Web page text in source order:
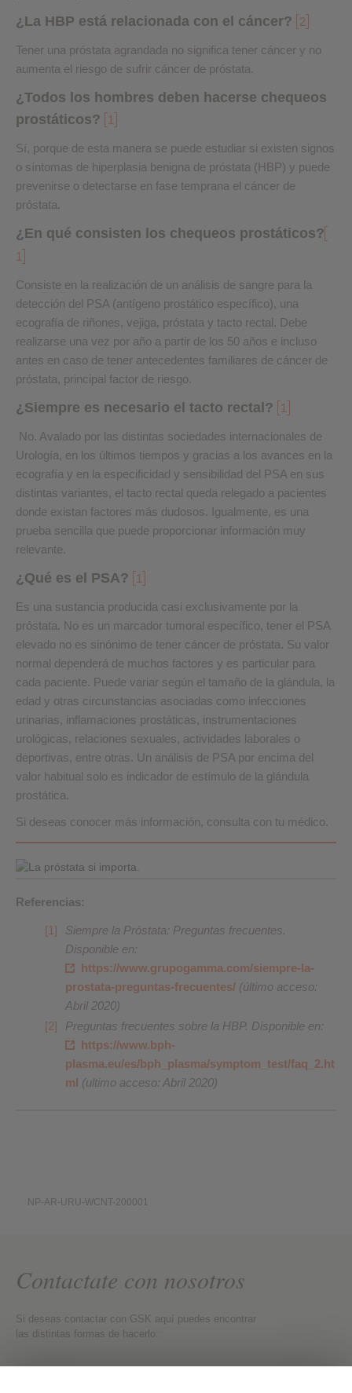
¿La HBP está relacionada con el cáncer? 2
Tener una próstata agrandada no significa tener cáncer y no
aumenta el riesgo de sufrir cáncer de próstata.
¿Todos los hombres deben hacerse chequeos
prostáticos?
1
Sí, porque de esta manera se puede estudiar si existen signos
o síntomas de hiperplasia benigna de próstata (HBP) y puede
prevenirse o detectarse en fase temprana el cáncer de
próstata.
¿En qué consisten los chequeos prostáticos?
1
Consiste en la realización de un análisis de sangre para la
detección del PSA (antígeno prostático específico), una
ecografía de riñones, vejiga, próstata y tacto rectal. Debe
realizarse una vez por año a partir de los 50 años e incluso
antes en caso de tener antecedentes familiares de cáncer de
próstata, principal factor de riesgo.
¿Siempre es necesario el tacto rectal? 1
No. Avalado por las distintas sociedades internacionales de
Urología, en los últimos tiempos y gracias a los avances en la
ecografía y en la especificidad y sensibilidad del PSA en sus
distintas variantes, el tacto rectal queda relegado a pacientes
donde existan factores más dudosos. Igualmente, es una
prueba sencilla que puede proporcionar información muy
relevante.
¿Qué es el PSA? 1
Es una sustancia producida casi exclusivamente por la
próstata. No es un marcador tumoral específico, tener el PSA
elevado no es sinónimo de tener cáncer de próstata. Su valor
normal dependerá de muchos factores y es particular para
cada paciente. Puede variar según el tamaño de la glándula, la
edad y otras circunstancias asociadas como infecciones
urinarias, inflamaciones prostáticas, instrumentaciones
urológicas, relaciones sexuales, actividades laborales o
deportivas, entre otras. Un análisis de PSA por encima del
valor habitual solo es indicador de estímulo de la glándula
prostática.
Si deseas conocer más información, consulta con tu médico.
Referencias:
Siempre la Próstata: Preguntas frecuentes.
Disponible en:
https://www.grupogamma.com/siempre-la-
prostata-preguntas-frecuentes/ (último acceso:
Abril 2020)
Preguntas frecuentes sobre la HBP. Disponible en:
https://www.bph-
plasma.eu/es/bph_plasma/symptom_test/faq_2.ht
ml (ultimo acceso: Abril 2020)
NP-AR-URU-WCNT-200001
Contactate con nosotros
Si deseas contactar con GSK aquí puedes encontrar
las distintas formas de hacerlo: